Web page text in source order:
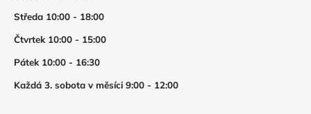
Středa 10:00 - 18:00
Čtvrtek 10:00 - 15:00
Pátek 10:00 - 16:30
Každá 3. sobota v měsíci 9:00 - 12:00